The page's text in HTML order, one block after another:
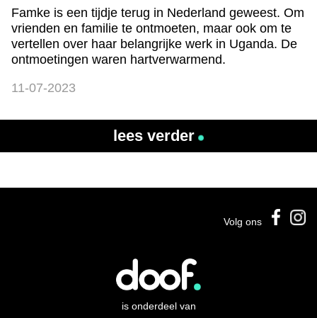
Famke is een tijdje terug in Nederland geweest. Om
vrienden en familie te ontmoeten, maar ook om te
vertellen over haar belangrijke werk in Uganda. De
ontmoetingen waren hartverwarmend.
11-07-2023
lees verder
Volg ons
is onderdeel van